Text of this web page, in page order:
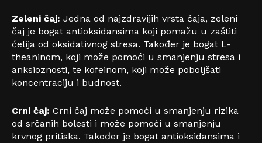
Zeleni čaj: Jedna od najzdravijih vrsta čaja, zeleni
čaj je bogat antioksidansima koji pomažu u zaštiti
ćelija od oksidativnog stresa. Također je bogat L-
theaninom, koji može pomoći u smanjenju stresa i
anksioznosti, te kofeinom, koji može poboljšati
koncentraciju i budnost.
Crni čaj: Crni čaj može pomoći u smanjenju rizika
od srčanih bolesti i može pomoći u smanjenju
krvnog pritiska. Također je bogat antioksidansima i